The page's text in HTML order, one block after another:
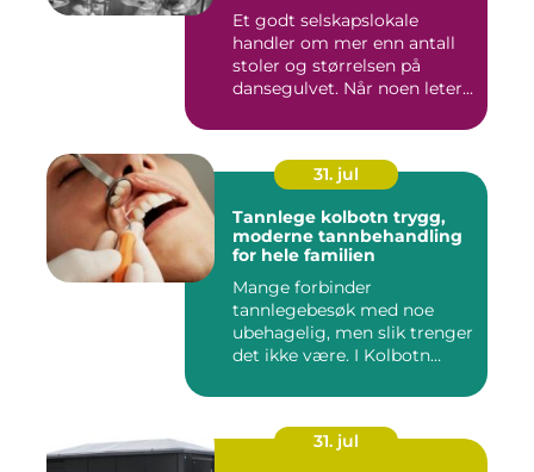
Et godt selskapslokale
handler om mer enn antall
stoler og størrelsen på
dansegulvet. Når noen leter...
31. jul
Tannlege kolbotn trygg,
moderne tannbehandling
for hele familien
Mange forbinder
tannlegebesøk med noe
ubehagelig, men slik trenger
det ikke være. I Kolbotn
31. jul